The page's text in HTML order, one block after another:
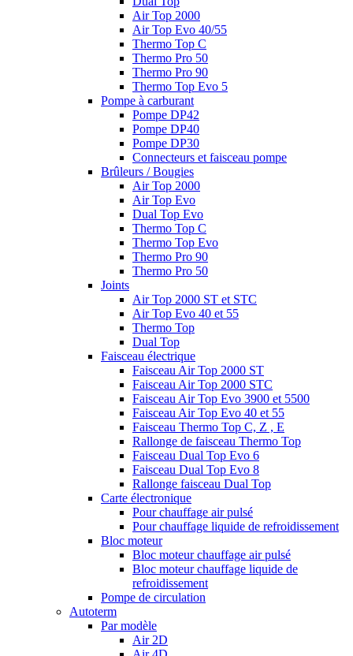
Air Top 2000
Air Top Evo 40/55
Thermo Top C
Thermo Pro 50
Thermo Pro 90
Thermo Top Evo 5
Pompe à carburant
Pompe DP42
Pompe DP40
Pompe DP30
Connecteurs et faisceau pompe
Brûleurs / Bougies
Air Top 2000
Air Top Evo
Dual Top Evo
Thermo Top C
Thermo Top Evo
Thermo Pro 90
Thermo Pro 50
Joints
Air Top 2000 ST et STC
Air Top Evo 40 et 55
Thermo Top
Dual Top
Faisceau électrique
Faisceau Air Top 2000 ST
Faisceau Air Top 2000 STC
Faisceau Air Top Evo 3900 et 5500
Faisceau Air Top Evo 40 et 55
Faisceau Thermo Top C, Z , E
Rallonge de faisceau Thermo Top
Faisceau Dual Top Evo 6
Faisceau Dual Top Evo 8
Rallonge faisceau Dual Top
Carte électronique
Pour chauffage air pulsé
Pour chauffage liquide de refroidissement
Bloc moteur
Bloc moteur chauffage air pulsé
Bloc moteur chauffage liquide de
refroidissement
Pompe de circulation
Autoterm
Par modèle
Air 2D